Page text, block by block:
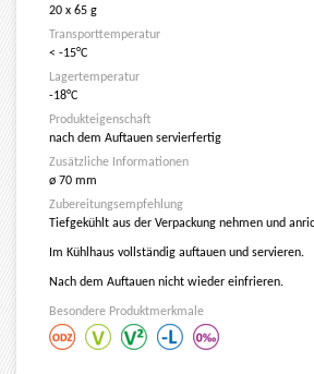
20 x 65 g
Transporttemperatur
< -15°C
Lagertemperatur
-18°C
Produkteigenschaft
nach dem Auftauen servierfertig
Zusätzliche Informationen
ø 70 mm
Zubereitungsempfehlung
Tiefgekühlt aus der Verpackung nehmen und
Im Kühlhaus vollständig auftauen und servieren.
Nach dem Auftauen nicht wieder einfrieren.
Besondere Produktmerkmale